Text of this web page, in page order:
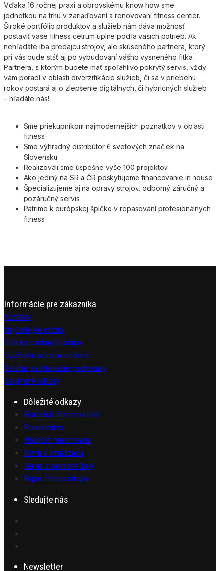
Vďaka 16 ročnej praxi a obrovskému know how sme
jednotkou na trhu v zariaďovaní a renovovaní fitness centier.
Široké portfólio produktov a služieb nám dáva možnosť
postaviť vaše fitness cetrum úplne podľa vašich potrieb. Ak
nehľadáte iba predajcu strojov, ale skúseného partnera, ktorý
pri vás bude stáť aj po vybudovaní vášho vysneného fitka.
Partnera, s ktorým budete mať spoľahlivo pokrytý servis, vždy
vám poradí v oblasti diverzifikácie služieb, či sa v priebehu
rokov postará aj o zlepšenie digitálnych, či hybridných služieb
– hľadáte nás!
Sme priekupníkom najmodernejších poznatkov v oblasti
fitness
Sme výhradný distribútor 6 svetových značiek na
Slovensku
Realizovali sme úspešne vyše 100 projektov
Ako jediný na SR a ČR poskytujeme financovanie in house
Špecializujeme aj na opravy strojov, odborný záručný a
pozáručný servis
Patríme k európskej špičke v repasovaní profesionálnych
fitness
Informácie pre zákazníka
Kontakty
Najčastejšie otázky
Ochrana osobných údajov
Využívanie súborov cookies
Záručné a reklamačné podmienky
Zaujímavé odkazy
Dôležité odkazy
Realizácia fitness centier
Poradenstvo
Možnosti financovania
Návrh a vizualizácia
Servis a náhradné diely
Repas fitness strojov
Sledujte nás
Newsletter